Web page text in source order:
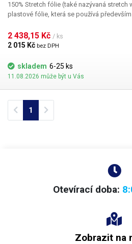
150%
plastové fólie, která se používá
umožňuje efektivně a bezpečně
poškozením, prachem a vlhkostí. Fólie je určena do především do
ovinovacích strojů na palety a větší
1800m je navinuta na papírové dutince s
průtažnost je až 150% to znamená, že metr
lineárního nízkohustotního polyetylenu
flexibilní, má vysokou pružnost a pevnost v tahu. Fólie není
balení potravin. Tolerance rozměrů +/- 10%
1800m
2 438,15 Kč / ks
2 015 Kč bez DPH
skladem 6-25 ks
11.08.2026 může být u Vás
Previous
1
Otevírací doba:
Zobrazit na